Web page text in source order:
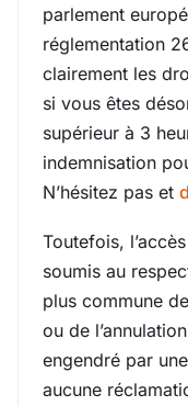
parlement
réglementation
clairement les
si vous êtes
supérieur à 3
indemnisation
N’hésitez pas et
Toutefois,
soumis au
plus commune
ou de
engendré par
aucune